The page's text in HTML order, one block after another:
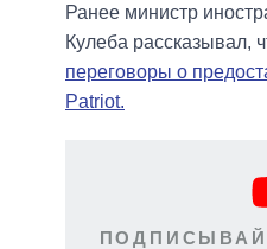
Ранее министр
Кулеба рассказывал,
переговоры о
Patriot.